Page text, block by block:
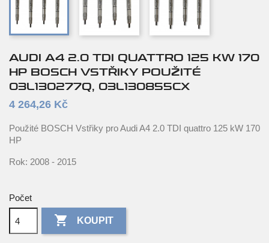
AUDI A4 2.0 TDI QUATTRO 125 KW 170
HP BOSCH VSTŘIKY POUŽITÉ
03L130277Q, 03L130855CX
4 264,26 Kč
Použité BOSCH Vstřiky pro Audi A4 2.0 TDI quattro 125 kW 170
HP
Rok: 2008 - 2015
Počet
 KOUPIT